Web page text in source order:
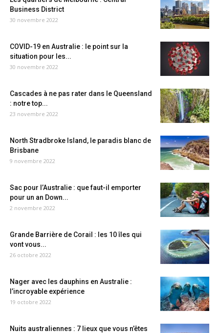
Business District
30 novembre 2022
COVID-19 en Australie : le point sur la
situation pour les...
30 novembre 2022
Cascades à ne pas rater dans le Queensland
: notre top...
23 novembre 2022
North Stradbroke Island, le paradis blanc de
Brisbane
9 novembre 2022
Sac pour l’Australie : que faut-il emporter
pour un an Down...
2 novembre 2022
Grande Barrière de Corail : les 10 îles qui
vont vous...
26 octobre 2022
Nager avec les dauphins en Australie :
l’incroyable expérience
19 octobre 2022
Nuits australiennes : 7 lieux que vous n’êtes